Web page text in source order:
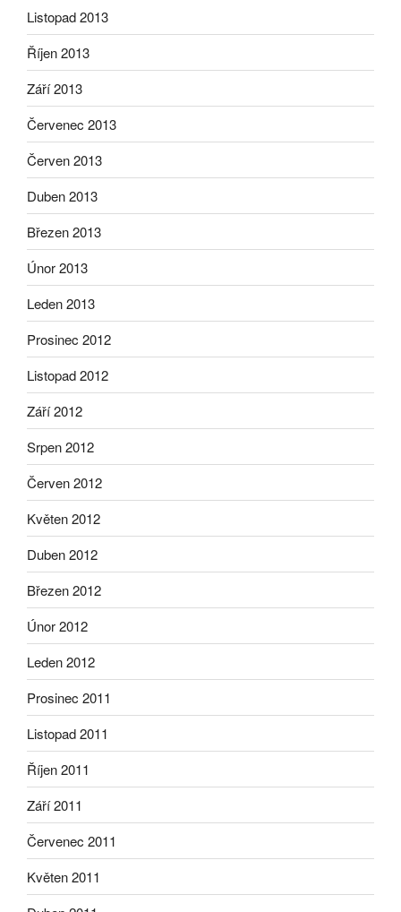
Listopad 2013
Říjen 2013
Září 2013
Červenec 2013
Červen 2013
Duben 2013
Březen 2013
Únor 2013
Leden 2013
Prosinec 2012
Listopad 2012
Září 2012
Srpen 2012
Červen 2012
Květen 2012
Duben 2012
Březen 2012
Únor 2012
Leden 2012
Prosinec 2011
Listopad 2011
Říjen 2011
Září 2011
Červenec 2011
Květen 2011